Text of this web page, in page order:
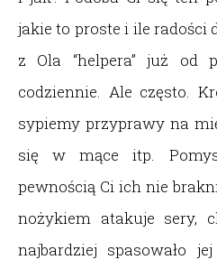
jakie to proste i ile radości
z Ola “helpera” już od
codziennie. Ale często.
sypiemy przyprawy na
się w mące itp.
pewnością Ci ich nie
nożykiem atakuje sery,
najbardziej spasowało